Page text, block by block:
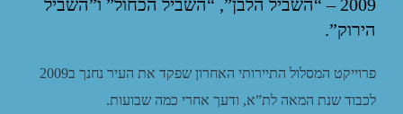
2009 – “השביל הלבן”, “השביל הכחול” ו”השביל
הירוק”.
פרוייקט המסלול התיירותי האחרון שפקד את העיר נחנך ב2009
לכבוד שנת המאה לת”א, ודעך אחרי כמה שבועות.